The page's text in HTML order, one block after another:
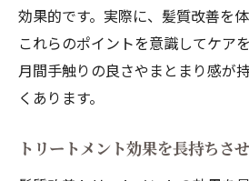
効果的です。実際に、髪質改善を
これらのポイントを意識してケア
月間手触りの良さやまとまり感が
くあります。
トリートメント効果を長持ちさ